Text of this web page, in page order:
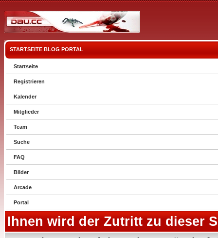
STARTSEITE BLOG PORTAL
Startseite
Registrieren
Kalender
Mitglieder
Team
Suche
FAQ
Bilder
Arcade
Portal
Ihnen wird der Zutritt zu dieser